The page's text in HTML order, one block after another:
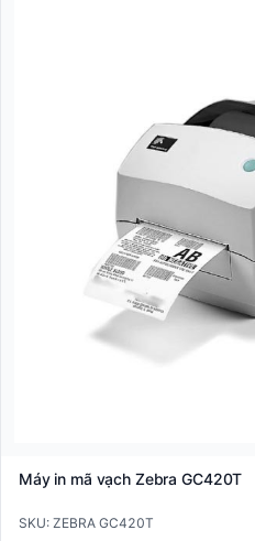
Máy in mã vạch Zebra GC420T
SKU: ZEBRA GC420T